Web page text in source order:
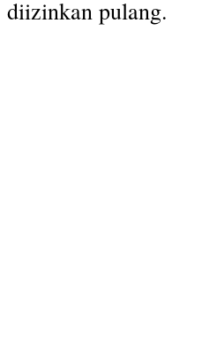
diizinkan pulang.